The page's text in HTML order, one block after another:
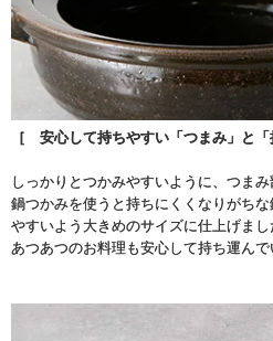
［ 安心して持ちやすい「つまみ」と
しっかりとつかみやすいように、つまみ
鍋つかみを使うと持ちにくくなりがち
やすいよう大きめのサイズに仕上げまし
あつあつのお料理も安心して持ち運んで